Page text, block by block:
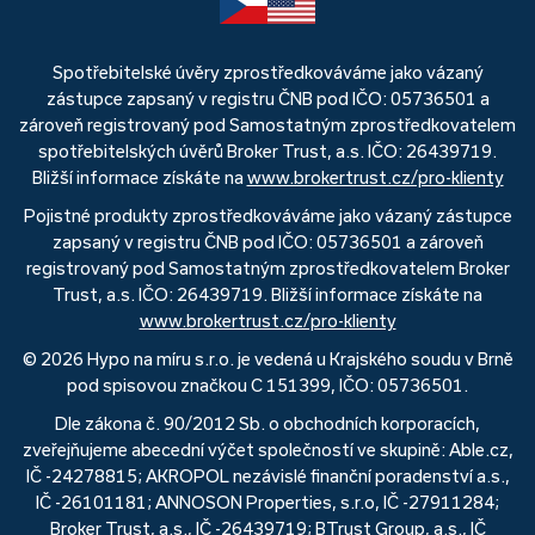
Spotřebitelské úvěry zprostředkováváme jako vázaný
zástupce zapsaný v registru ČNB pod IČO: 05736501 a
zároveň registrovaný pod Samostatným zprostředkovatelem
spotřebitelských úvěrů Broker Trust, a.s. IČO: 26439719.
Bližší informace získáte na www.brokertrust.cz/pro-klienty
Pojistné produkty zprostředkováváme jako vázaný zástupce
zapsaný v registru ČNB pod IČO: 05736501 a zároveň
registrovaný pod Samostatným zprostředkovatelem Broker
Trust, a.s. IČO: 26439719. Bližší informace získáte na
www.brokertrust.cz/pro-klienty
© 2026 Hypo na míru s.r.o. je vedená u Krajského soudu v Brně
pod spisovou značkou C 151399, IČO: 05736501.
Dle zákona č. 90/2012 Sb. o obchodních korporacích,
zveřejňujeme abecední výčet společností ve skupině: Able.cz,
IČ -24278815; AKROPOL nezávislé finanční poradenství a.s.,
IČ -26101181; ANNOSON Properties, s.r.o, IČ -27911284;
Broker Trust, a.s., IČ -26439719; BTrust Group, a.s., IČ